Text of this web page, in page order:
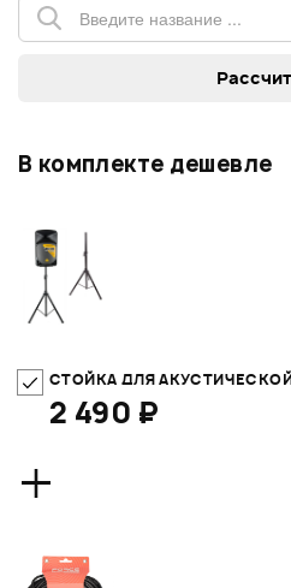
В комплекте дешевле
СТОЙКА ДЛЯ АКУСТИЧЕСКОЙ
2 490 ₽
+